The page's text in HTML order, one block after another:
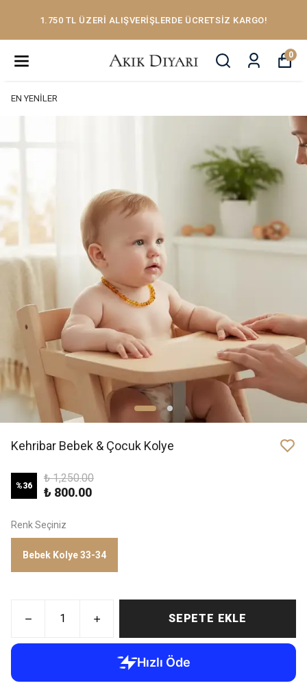
1.750 TL ÜZERİ ALIŞVERİŞLERDE ÜCRETSİZ KARGO!
0
EN YENİLER
Kehribar Bebek & Çocuk Kolye
%36
₺ 1,250.00
₺ 800.00
Renk Seçiniz
Bebek Kolye 33-34
SEPETE EKLE